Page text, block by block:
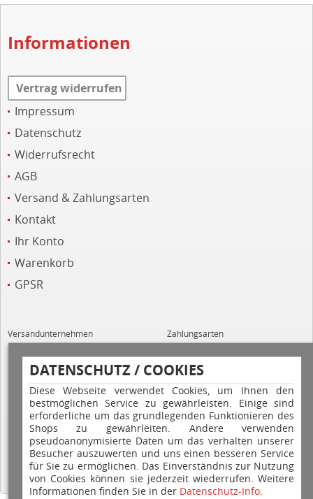
DATENSCHUTZ / COOKIES
Diese Webseite verwendet Cookies, um Ihnen den
bestmöglichen Service zu gewährleisten. Einige sind
erforderliche um das grundlegenden Funktionieren des
Shops zu gewährleiten. Andere verwenden
pseudoanonymisierte Daten um das verhalten unserer
Besucher auszuwerten und uns einen besseren Service
für Sie zu ermöglichen. Das Einverständnis zur Nutzung
von Cookies können sie jederzeit wiederrufen. Weitere
Informationen finden Sie in der Datenschutz-Info.
Informationen
Vertrag widerrufen
Impressum
Datenschutz
Widerrufsrecht
AGB
Versand & Zahlungsarten
Kontakt
Ihr Konto
Warenkorb
GPSR
Versandunternehmen Zahlungsarten
Hilfe